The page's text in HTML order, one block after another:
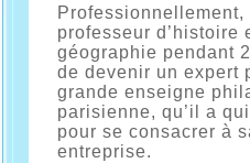
Professionnellement,
professeur d’histoire
géographie pendant
de devenir un expert
grande enseigne
parisienne, qu’il a
pour se consacrer à
entreprise.